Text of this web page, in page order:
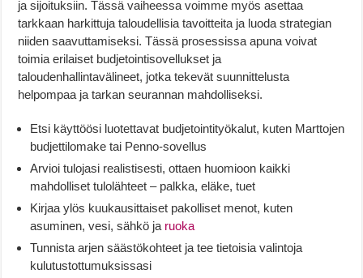
ja sijoituksiin. Tässä vaiheessa voimme myös asettaa
tarkkaan harkittuja taloudellisia tavoitteita ja luoda strategian
niiden saavuttamiseksi. Tässä prosessissa apuna voivat
toimia erilaiset budjetointisovellukset ja
taloudenhallintavälineet, jotka tekevät suunnittelusta
helpompaa ja tarkan seurannan mahdolliseksi.
Etsi käyttöösi luotettavat budjetointityökalut, kuten Marttojen
budjettilomake tai Penno-sovellus
Arvioi tulojasi realistisesti, ottaen huomioon kaikki
mahdolliset tulolähteet – palkka, eläke, tuet
Kirjaa ylös kuukausittaiset pakolliset menot, kuten
asuminen, vesi, sähkö ja ruoka
Tunnista arjen säästökohteet ja tee tietoisia valintoja
kulutustottumuksissasi